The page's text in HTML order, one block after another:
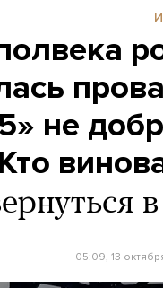
не
05:09, 13